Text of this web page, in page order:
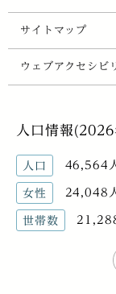
サイトマップ
ウェブアクセシビ
人口情報
人口 46,564
女性 24,048
世帯数